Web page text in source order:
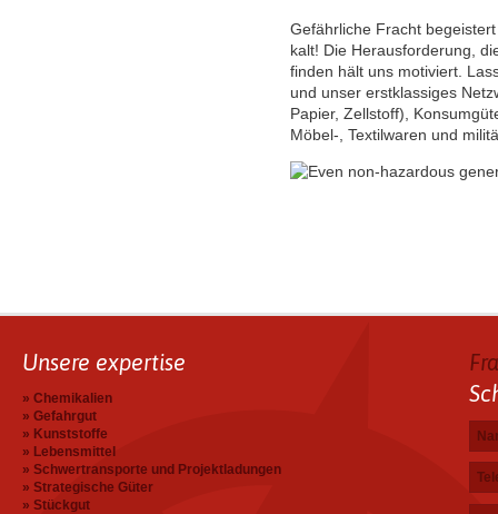
Gefährliche Fracht
kalt! Die Herausforderung,
finden hält uns motiviert.
und unser erstklassiges
Papier, Zellstoff),
Möbel-, Textilwaren und
Unsere expertise
Chemikalien
Gefahrgut
Kunststoffe
Lebensmittel
Schwertransporte und Projektladungen
Strategische Güter
Stückgut
E-